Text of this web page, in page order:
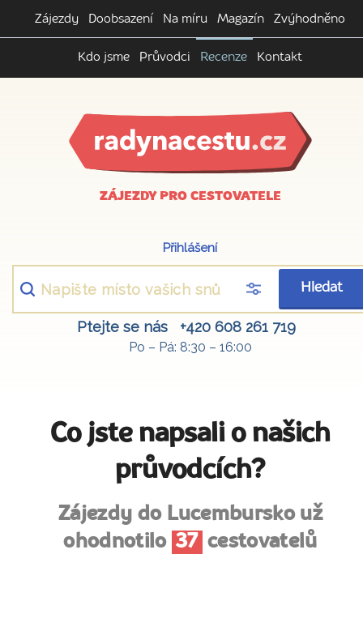
Zájezdy Doobsazení Na míru Magazín Zvýhodněno
Kdo jsme Průvodci Recenze Kontakt
ZÁJEZDY PRO CESTOVATELE
Přihlášení
Hledat
Ptejte se nás +420 608 261 719
Po – Pá: 8:30 – 16:00
Co jste napsali o našich
průvodcích?
Zájezdy do Lucembursko už
ohodnotilo 37 cestovatelů